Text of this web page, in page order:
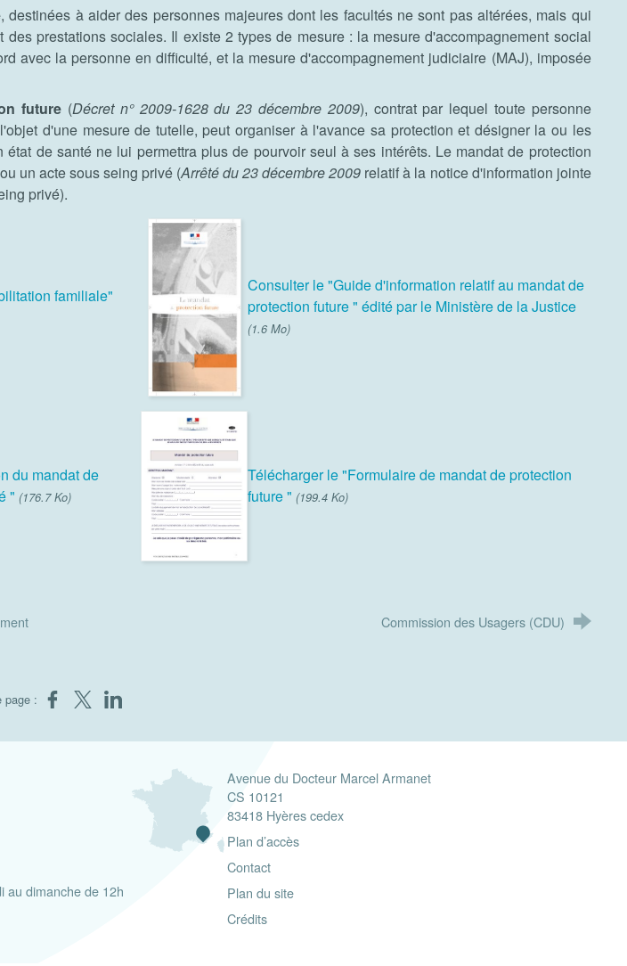
, destinées à aider des personnes majeures dont les facultés ne sont pas altérées, mais qui
prestations sociales. Il existe 2 types de mesure : la mesure d'accompagnement social
avec la personne en difficulté, et la mesure d'accompagnement judiciaire (MAJ), imposée
future (Décret n° 2009-1628 du 23 décembre 2009), contrat par lequel toute personne
d'une mesure de tutelle, peut organiser à l'avance sa protection et désigner la ou les
de santé ne lui permettra plus de pourvoir seul à ses intérêts. Le mandat de protection
un acte sous seing privé (Arrêté du 23 décembre 2009 relatif à la notice d'information jointe
privé).
familiale"
Consulter le "Guide d'information relatif au mandat de
protection future " édité par le Ministère de la Justice
(1.6 Mo)
du mandat de
" (176.7 Ko)
Télécharger le "Formulaire de mandat de protection
future "(199.4 Ko)
Commission des Usagers (CDU)
page : Partager sur Facebook
Partager sur XPartager sur LinkedIn
au dimanche de 12h
Avenue du Docteur Marcel Armanet
CS 10121
83418 Hyères cedex
Plan d’accès
Contact
Plan du site
Crédits